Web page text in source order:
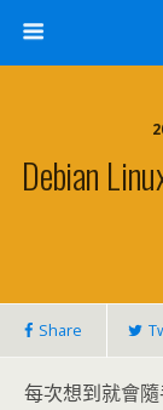
Debian
Share
每次想到就會